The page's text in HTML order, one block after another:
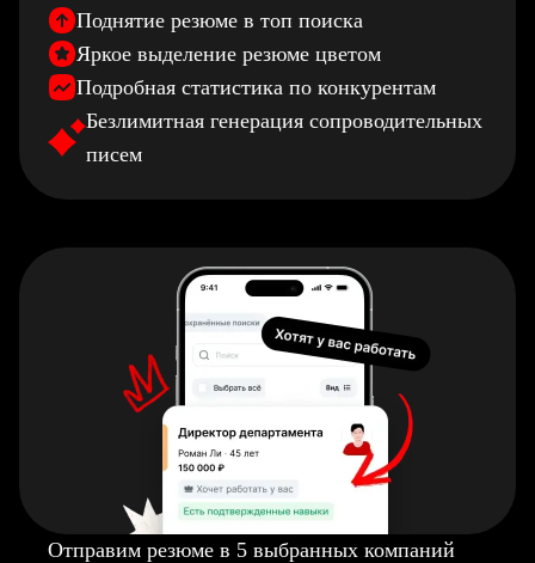
Поднятие резюме в топ поиска
Яркое выделение резюме цветом
Подробная статистика по конкурентам
Безлимитная генерация сопроводительных
писем
Отправим резюме в 5 выбранных компаний